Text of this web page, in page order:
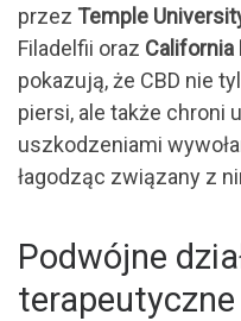
przez Temple
Filadelfii oraz California
pokazują, że CBD nie
piersi, ale także chroni
uszkodzeniami
łagodząc związany z
Podwójne
terapeutyczne